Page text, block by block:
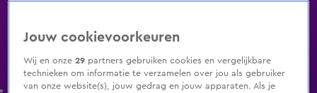
Jouw cookievoorkeuren
Wij en onze29 partners gebruiken cookies en vergelijkbare
technieken om informatie te verzamelen over jou als gebruiker
van onze website(s), jouw gedrag en jouw apparaten. Als je